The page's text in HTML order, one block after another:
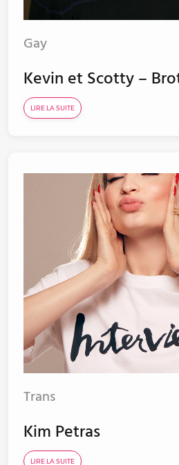
Gay
Kevin et Scotty –
LIRE LA SUITE
Trans
Kim Petras
LIRE LA SUITE